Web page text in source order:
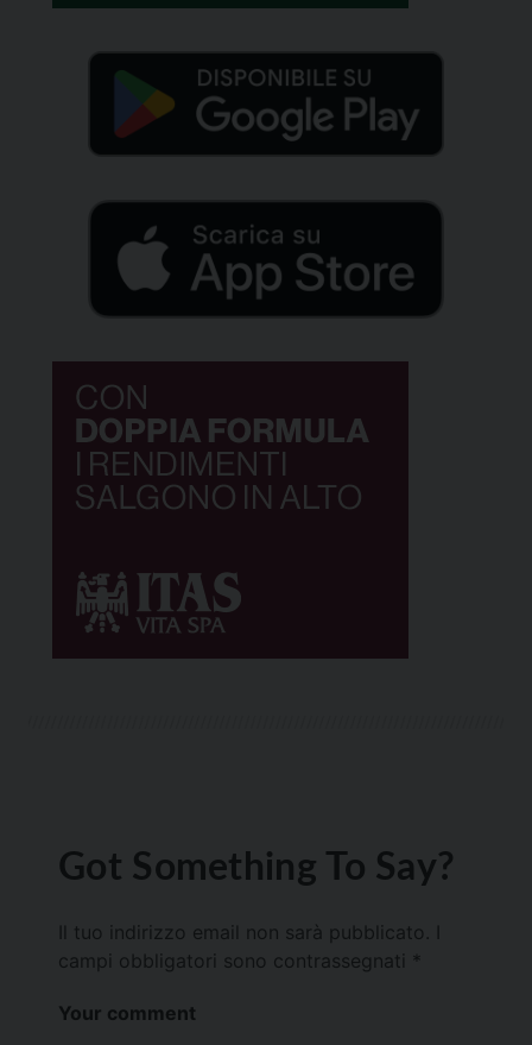
Got Something To Say?
Il tuo indirizzo email non sarà pubblicato.
campi obbligatori sono contrassegnati *
Your comment